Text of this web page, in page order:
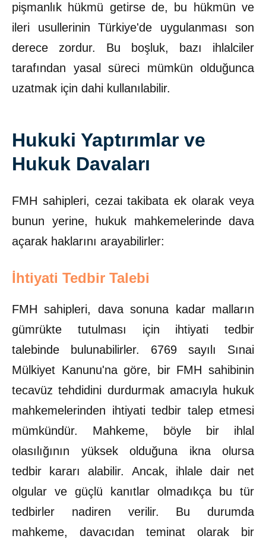
pişmanlık hükmü getirse de, bu hükmün ve
ileri usullerinin Türkiye'de uygulanması son
derece zordur. Bu boşluk, bazı ihlalciler
tarafından yasal süreci mümkün olduğunca
uzatmak için dahi kullanılabilir.
Hukuki Yaptırımlar ve
Hukuk Davaları
FMH sahipleri, cezai takibata ek olarak veya
bunun yerine, hukuk mahkemelerinde dava
açarak haklarını arayabilirler:
İhtiyati Tedbir Talebi
FMH sahipleri, dava sonuna kadar malların
gümrükte tutulması için ihtiyati tedbir
talebinde bulunabilirler. 6769 sayılı Sınai
Mülkiyet Kanunu'na göre, bir FMH sahibinin
tecavüz tehdidini durdurmak amacıyla hukuk
mahkemelerinden ihtiyati tedbir talep etmesi
mümkündür. Mahkeme, böyle bir ihlal
olasılığının yüksek olduğuna ikna olursa
tedbir kararı alabilir. Ancak, ihlale dair net
olgular ve güçlü kanıtlar olmadıkça bu tür
tedbirler nadiren verilir. Bu durumda
mahkeme, davacıdan teminat olarak bir